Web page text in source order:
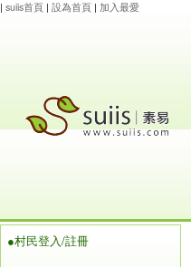
| suiis首頁 | 設為首頁 | 加入最愛
●村民登入/註冊